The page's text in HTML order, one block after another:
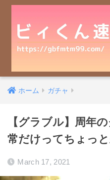
ホーム ガチャ
【グラブル】周年
常だけってちょっ
March 17, 2021